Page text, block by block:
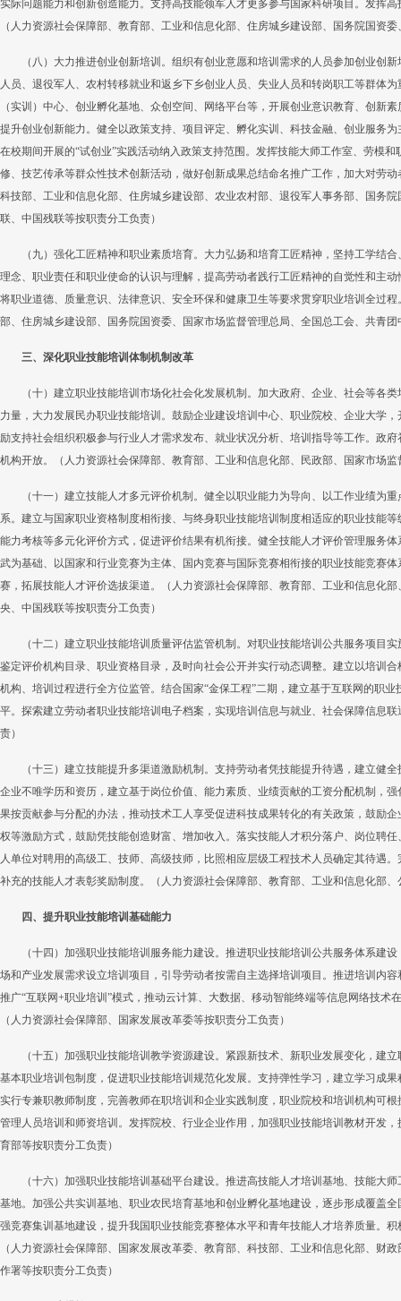
实际问题能力和创新创造能力。支持高技能领军人才更多参与国家科研项目。发挥
（人力资源社会保障部、教育部、工业和信息化部、住房城乡建设部、国务院国资
（八）大力推进创业创新培训。组织有创业意愿和培训需求的人员参加创业创
人员、退役军人、农村转移就业和返乡下乡创业人员、失业人员和转岗职工等群体
（实训）中心、创业孵化基地、众创空间、网络平台等，开展创业意识教育、创新
提升创业创新能力。健全以政策支持、项目评定、孵化实训、科技金融、创业服务
在校期间开展的“试创业”实践活动纳入政策支持范围。发挥技能大师工作室、劳模
修、技艺传承等群众性技术创新活动，做好创新成果总结命名推广工作，加大对劳
科技部、工业和信息化部、住房城乡建设部、农业农村部、退役军人事务部、国务
联、中国残联等按职责分工负责）
（九）强化工匠精神和职业素质培育。大力弘扬和培育工匠精神，坚持工学结
理念、职业责任和职业使命的认识与理解，提高劳动者践行工匠精神的自觉性和主
将职业道德、质量意识、法律意识、安全环保和健康卫生等要求贯穿职业培训全过
部、住房城乡建设部、国务院国资委、国家市场监督管理总局、全国总工会、共青
三、深化职业技能培训体制机制改革
（十）建立职业技能培训市场化社会化发展机制。加大政府、企业、社会等各
力量，大力发展民办职业技能培训。鼓励企业建设培训中心、职业院校、企业大学
励支持社会组织积极参与行业人才需求发布、就业状况分析、培训指导等工作。政
机构开放。（人力资源社会保障部、教育部、工业和信息化部、民政部、国家市场
（十一）建立技能人才多元评价机制。健全以职业能力为导向、以工作业绩为
系。建立与国家职业资格制度相衔接、与终身职业技能培训制度相适应的职业技能
能力考核等多元化评价方式，促进评价结果有机衔接。健全技能人才评价管理服务
武为基础、以国家和行业竞赛为主体、国内竞赛与国际竞赛相衔接的职业技能竞赛
赛，拓展技能人才评价选拔渠道。（人力资源社会保障部、教育部、工业和信息化
央、中国残联等按职责分工负责）
（十二）建立职业技能培训质量评估监管机制。对职业技能培训公共服务项目
鉴定评价机构目录、职业资格目录，及时向社会公开并实行动态调整。建立以培训
机构、培训过程进行全方位监管。结合国家“金保工程”二期，建立基于互联网的职
平。探索建立劳动者职业技能培训电子档案，实现培训信息与就业、社会保障信息
责）
（十三）建立技能提升多渠道激励机制。支持劳动者凭技能提升待遇，建立健
企业不唯学历和资历，建立基于岗位价值、能力素质、业绩贡献的工资分配机制，
果按贡献参与分配的办法，推动技术工人享受促进科技成果转化的有关政策，鼓励
权等激励方式，鼓励凭技能创造财富、增加收入。落实技能人才积分落户、岗位聘
人单位对聘用的高级工、技师、高级技师，比照相应层级工程技术人员确定其待遇
补充的技能人才表彰奖励制度。（人力资源社会保障部、教育部、工业和信息化部
四、提升职业技能培训基础能力
（十四）加强职业技能培训服务能力建设。推进职业技能培训公共服务体系建
场和产业发展需求设立培训项目，引导劳动者按需自主选择培训项目。推进培训内
推广“互联网+职业培训”模式，推动云计算、大数据、移动智能终端等信息网络技术
（人力资源社会保障部、国家发展改革委等按职责分工负责）
（十五）加强职业技能培训教学资源建设。紧跟新技术、新职业发展变化，建
基本职业培训包制度，促进职业技能培训规范化发展。支持弹性学习，建立学习成
实行专兼职教师制度，完善教师在职培训和企业实践制度，职业院校和培训机构可
管理人员培训和师资培训。发挥院校、行业企业作用，加强职业技能培训教材开发
育部等按职责分工负责）
（十六）加强职业技能培训基础平台建设。推进高技能人才培训基地、技能大
基地。加强公共实训基地、职业农民培育基地和创业孵化基地建设，逐步形成覆盖
强竞赛集训基地建设，提升我国职业技能竞赛整体水平和青年技能人才培养质量。
（人力资源社会保障部、国家发展改革委、教育部、科技部、工业和信息化部、财
作署等按职责分工负责）